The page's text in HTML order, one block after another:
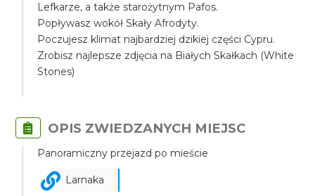
Lefkarze, a także starożytnym Pafos.
Popływasz wokół Skały Afrodyty.
Poczujesz klimat najbardziej dzikiej części Cypru.
Zrobisz najlepsze zdjęcia na Białych Skałkach (White
Stones)
OPIS ZWIEDZANYCH MIEJSC
Panoramiczny przejazd po mieście
Larnaka